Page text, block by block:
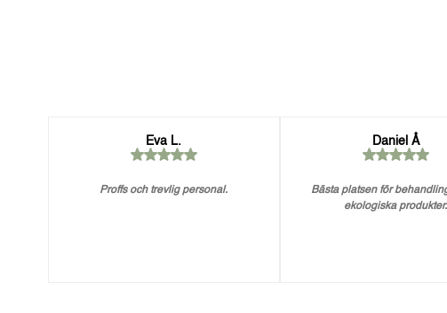
Eva L.
Proffs och trevlig personal.
Daniel Å
Bästa platsen för
ekologiska produkter.